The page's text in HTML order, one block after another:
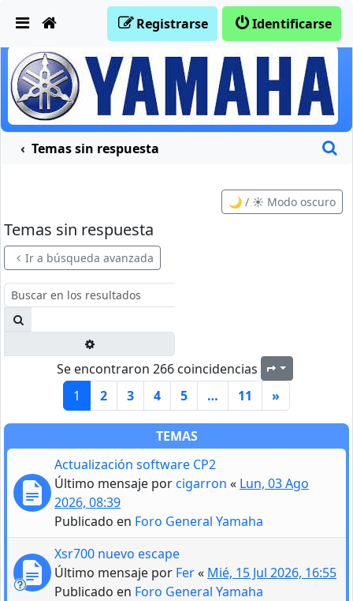
Identificarse
Registrarse
Temas sin respuesta
🌙 / ☀️ Modo oscuro
Temas sin respuesta
Ir a búsqueda avanzada
Se encontraron 266 coincidencias Página
1 2 3 4 5 … 11 »
TEMAS
Actualización software CP2
Último mensaje porcigarron « Lun, 03 Ago
2026, 08:39
Publicado en Foro General Yamaha
Xsr700 nuevo escape
Último mensaje por Fer« Mié, 15 Jul 2026, 16:55
Publicado en Foro General Yamaha